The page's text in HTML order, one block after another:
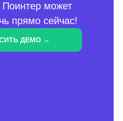
Поинтер может
прямо сейчас!
ДЕМО →